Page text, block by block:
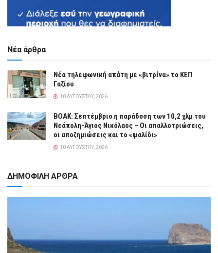
Νέα άρθρα
Νέα τηλεφωνική απάτη με «βιτρίνα» το ΚΕΠ
Γαζίου
10 ΑΥΓΟΎΣΤΟΥ, 2026
ΒΟΑΚ: Σεπτέμβριο η παράδοση των 10,2 χλμ του
Νεάπολη-Άγιος Νικόλαος – Οι απαλλοτριώσεις,
οι αποζημιώσεις και το «ψαλίδι»
10 ΑΥΓΟΎΣΤΟΥ, 2026
ΔΗΜΟΦΙΛΗ ΑΡΘΡΑ